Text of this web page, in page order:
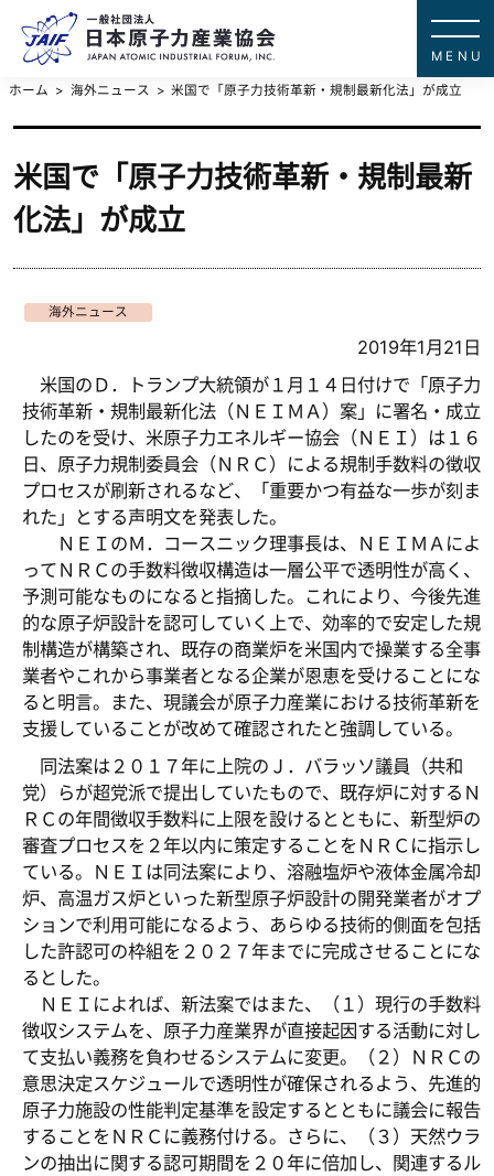
ホーム 海外ニュース 米国で「原子力技術革新・規制最新化法」が成立
米国で「原子力技術革新・規制最新
化法」が成立
海外ニュース
2019年1月21日
米国のＤ．トランプ大統領が１月１４日付けで「原子力
技術革新・規制最新化法（ＮＥＩＭＡ）案」に署名・成立
したのを受け、米原子力エネルギー協会（ＮＥＩ）は１６
日、原子力規制委員会（ＮＲＣ）による規制手数料の徴収
プロセスが刷新されるなど、「重要かつ有益な一歩が刻ま
れた」とする声明文を発表した。
ＮＥＩのＭ．コースニック理事長は、ＮＥＩＭＡによ
ってＮＲＣの手数料徴収構造は一層公平で透明性が高く、
予測可能なものになると指摘した。これにより、今後先進
的な原子炉設計を認可していく上で、効率的で安定した規
制構造が構築され、既存の商業炉を米国内で操業する全事
業者やこれから事業者となる企業が恩恵を受けることにな
ると明言。また、現議会が原子力産業における技術革新を
支援していることが改めて確認されたと強調している。
同法案は２０１７年に上院のＪ．バラッソ議員（共和
党）らが超党派で提出していたもので、既存炉に対するＮ
ＲＣの年間徴収手数料に上限を設けるとともに、新型炉の
審査プロセスを２年以内に策定することをＮＲＣに指示し
ている。ＮＥＩは同法案により、溶融塩炉や液体金属冷却
炉、高温ガス炉といった新型原子炉設計の開発業者がオプ
ションで利用可能になるよう、あらゆる技術的側面を包括
した許認可の枠組を２０２７年までに完成させることにな
るとした。
ＮＥＩによれば、新法案ではまた、（１）現行の手数料
徴収システムを、原子力産業界が直接起因する活動に対し
て支払い義務を負わせるシステムに変更。（２）ＮＲＣの
意思決定スケジュールで透明性が確保されるよう、先進的
原子力施設の性能判定基準を設定するとともに議会に報告
することをＮＲＣに義務付ける。さらに、（３）天然ウラ
ンの抽出に関する認可期間を２０年に倍加し、関連するル